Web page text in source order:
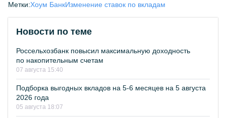
Метки:Хоум БанкИзменение ставок по вкладам
Новости по теме
Россельхозбанк повысил максимальную доходность
по накопительным счетам
07 августа 15:40
Подборка выгодных вкладов на 5-6 месяцев на 5 августа
2026 года
05 августа 18:07